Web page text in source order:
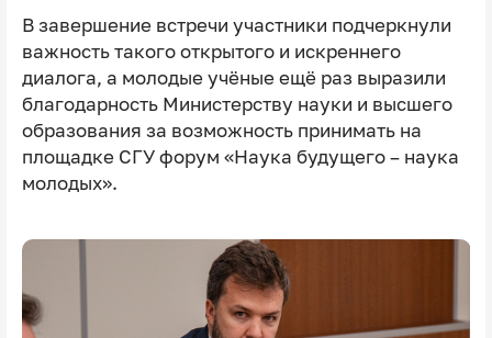
В завершение встречи участники подчеркнули
важность такого открытого и искреннего
диалога, а молодые учёные ещё раз выразили
благодарность Министерству науки и высшего
образования за возможность принимать на
площадке СГУ форум «Наука будущего – наука
молодых».